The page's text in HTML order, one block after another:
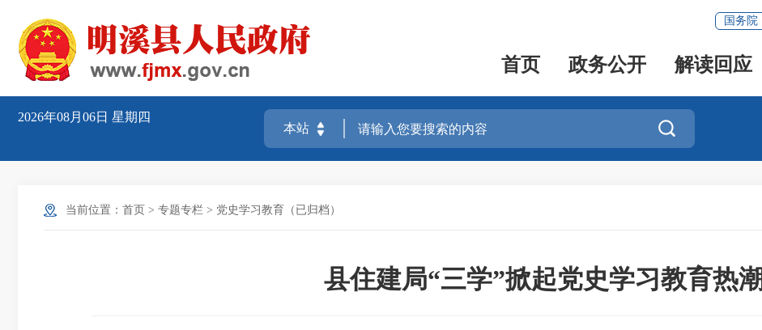
国务院
首页 政务公开 解读回应
2026年08月06日 星期四

当前位置： 首页 > 专题专栏 > 党史学习教育（已归档）
县住建局“三学”掀起党史学习教育热潮